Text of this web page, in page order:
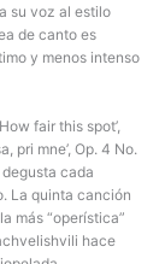
su voz al estilo
de canto es
y menos intenso
fair this spot’,
pri mne’, Op. 4 No.
cada
La quinta canción
más “operística”
hace